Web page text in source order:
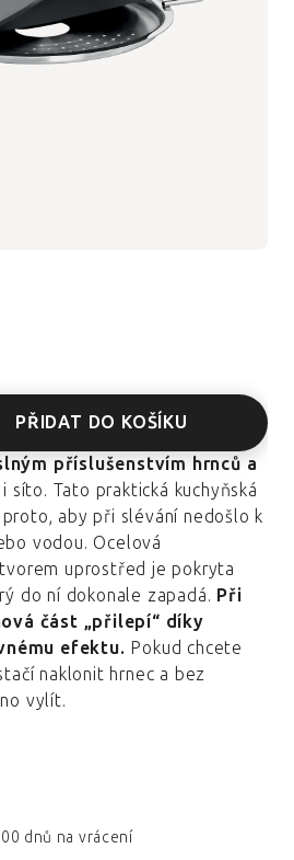
PŘIDAT DO KOŠÍKU
příslušenstvím hrnců a
síto. Tato praktická kuchyňská
aby při slévání nedošlo k
vodou. Ocelová
uprostřed je pokryta
do ní dokonale zapadá. Při
část „přilepí“ díky
efektu. Pokud chcete
naklonit hrnec a bez
vylít.
dnů na vrácení